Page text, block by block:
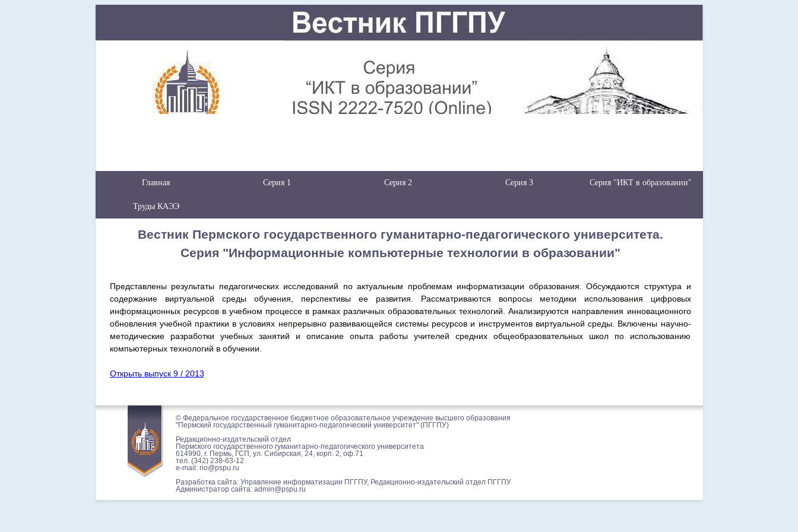
Главная Серия 1 Серия 2 Серия 3 Серия "ИКТ в образовании"
Труды КАЭЭ
Вестник Пермского государственного гуманитарно-педагогического университета.
Серия "Информационные компьютерные технологии в образовании"
Представлены результаты педагогических исследований по актуальным проблемам информатизации образования. Обсуждаются структура и
содержание виртуальной среды обучения, перспективы ее развития. Рассматриваются вопросы методики использования цифровых
информационных ресурсов в учебном процессе в рамках различных образовательных технологий. Анализируются направления инновационного
обновления учебной практики в условиях непрерывно развивающейся системы ресурсов и инструментов виртуальной среды. Включены научно-
методические разработки учебных занятий и описание опыта работы учителей средних общеобразовательных школ по использованию
компьютерных технологий в обучении.
Открыть выпуск 9 / 2013
© Федеральное государственное бюджетное образовательное учреждение высшего образования
"Пермский государственный гуманитарно-педагогический университет" (ПГГПУ)
Редакционно-издательский отдел
Пермского государственного гуманитарно-педагогического университета
614990, г. Пермь, ГСП, ул. Сибирская, 24, корп. 2, оф.71
тел. (342) 238-63-12
e-mail: rio@pspu.ru
Разработка сайта: Управление информатизации ПГГПУ, Редакционно-издательский отдел ПГГПУ
Администратор сайта: admin@pspu.ru